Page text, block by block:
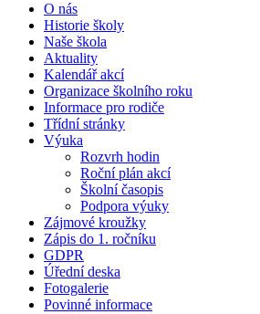
O nás
Historie školy
Naše škola
Aktuality
Kalendář akcí
Organizace školního roku
Informace pro rodiče
Třídní stránky
Výuka
Rozvrh hodin
Roční plán akcí
Školní časopis
Podpora výuky
Zájmové kroužky
Zápis do 1. ročníku
GDPR
Úřední deska
Fotogalerie
Povinné informace